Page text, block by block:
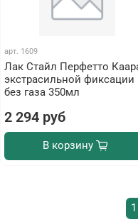
арт. 1609
Лак Стайл Перфетто
экстрасильной фиксации
без газа 350мл
2 294 руб
В корзину
1